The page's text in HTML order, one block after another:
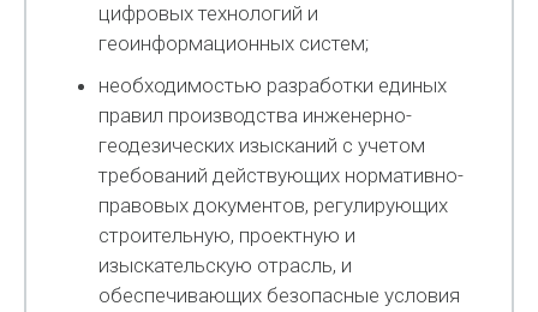
цифровых технологий и
геоинформационных систем;
необходимостью разработки единых
правил производства инженерно-
геодезических изысканий с учетом
требований действующих нормативно-
правовых документов, регулирующих
строительную, проектную и
изыскательскую отрасль, и
обеспечивающих безопасные условия